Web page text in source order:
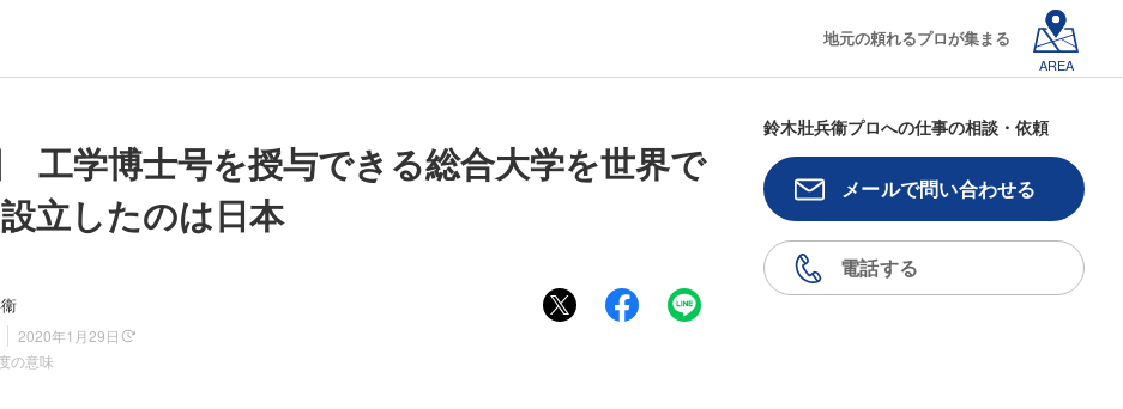
地元の頼れるプロが集まる
AREA
工学博士号を授与できる総合大学を世界で
立したのは日本
2020年1月29日
の意味
鈴木壯兵衞プロへの仕事の相談・依頼
メールで問い合わせる
電話する